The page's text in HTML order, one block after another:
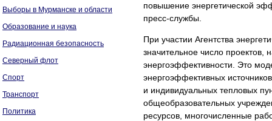
Выборы в Мурманске и области
Образование и наука
Радиационная безопасность
Северный флот
Спорт
Транспорт
Политика
повышение энергетической
пресс-службы.
При участии Агентства
значительное число
энергоэффективности. Это
энергоэффективных
и индивидуальных тепловых
общеобразовательных
ресурсов, многочисленные